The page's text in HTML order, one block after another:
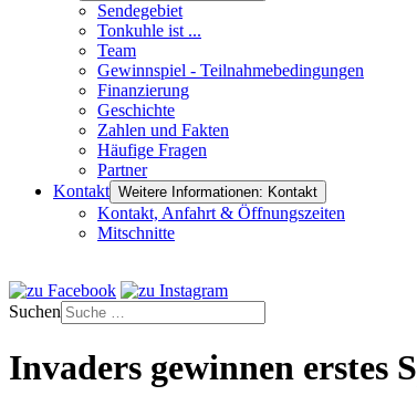
Sendegebiet
Tonkuhle ist ...
Team
Gewinnspiel - Teilnahmebedingungen
Finanzierung
Geschichte
Zahlen und Fakten
Häufige Fragen
Partner
Kontakt Weitere Informationen: Kontakt
Kontakt, Anfahrt & Öffnungszeiten
Mitschnitte
Suchen
Invaders gewinnen erstes